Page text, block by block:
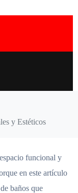
y Estéticos
funcional y
en este artículo
baños que